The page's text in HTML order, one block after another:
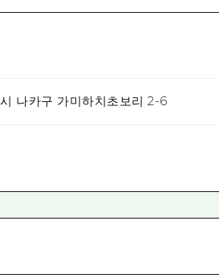
나카구 가미하치초보리 2-6